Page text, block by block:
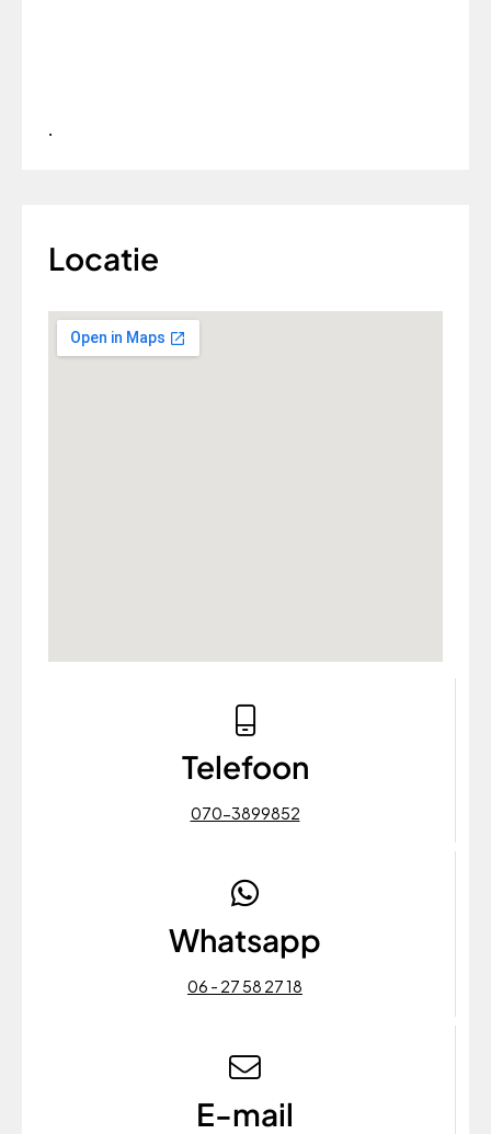
.
Locatie
Telefoon
070-3899852
Whatsapp
06 - 27 58 27 18
E-mail